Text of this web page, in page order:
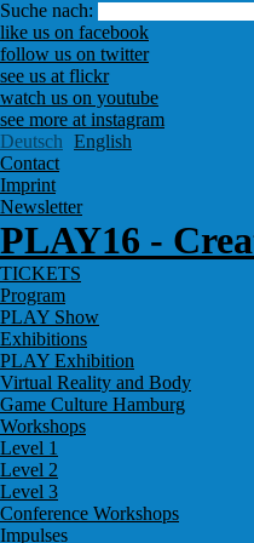
Suche nach:
like us on facebook
follow us on twitter
see us at flickr
watch us on youtube
see more at instagram
Deutsch English
Contact
Imprint
Newsletter
PLAY16 -
TICKETS
Program
PLAY Show
Exhibitions
PLAY Exhibition
Virtual Reality and Body
Game Culture Hamburg
Workshops
Level 1
Level 2
Level 3
Conference Workshops
Impulses